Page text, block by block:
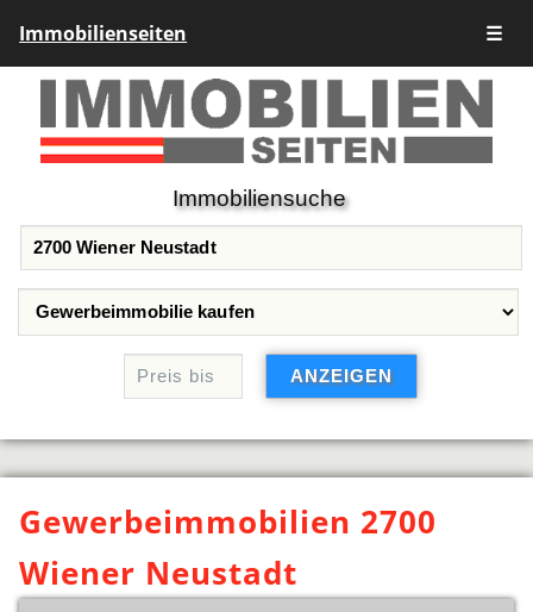
Immobilienseiten ☰
Immobiliensuche
Gewerbeimmobilien 2700
Wiener Neustadt